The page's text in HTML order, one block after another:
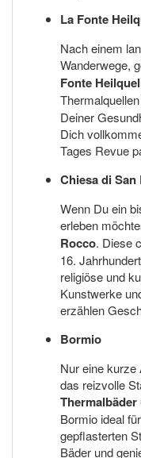
La Fonte
Nach einem
Wanderwege,
Fonte
Deiner
Dich
Tages Revue
Chiesa di San
Wenn Du ein
erleben
Rocco. Diese
16.
religiöse und
Kunstwerke
erzählen
Bormio
Nur eine kurze
das reizvolle
Bormio ideal
gepflasterten
Bäder und